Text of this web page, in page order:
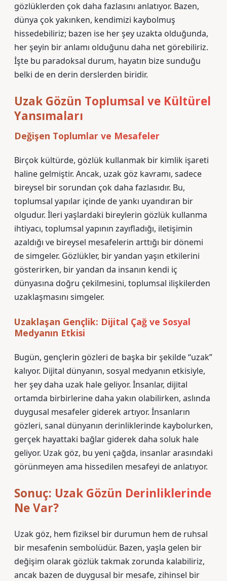
gözlüklerden çok daha fazlasını anlatıyor. Bazen,
dünya çok yakınken, kendimizi kaybolmuş
hissedebiliriz; bazen ise her şey uzakta olduğunda,
her şeyin bir anlamı olduğunu daha net görebiliriz.
İşte bu paradoksal durum, hayatın bize sunduğu
belki de en derin derslerden biridir.
Uzak Gözün Toplumsal ve Kültürel
Yansımaları
Değişen Toplumlar ve Mesafeler
Birçok kültürde, gözlük kullanmak bir kimlik işareti
haline gelmiştir. Ancak, uzak göz kavramı, sadece
bireysel bir sorundan çok daha fazlasıdır. Bu,
toplumsal yapılar içinde de yankı uyandıran bir
olgudur. İleri yaşlardaki bireylerin gözlük kullanma
ihtiyacı, toplumsal yapının zayıfladığı, iletişimin
azaldığı ve bireysel mesafelerin arttığı bir dönemi
de simgeler. Gözlükler, bir yandan yaşın etkilerini
gösterirken, bir yandan da insanın kendi iç
dünyasına doğru çekilmesini, toplumsal ilişkilerden
uzaklaşmasını simgeler.
Uzaklaşan Gençlik: Dijital Çağ ve Sosyal
Medyanın Etkisi
Bugün, gençlerin gözleri de başka bir şekilde “uzak”
kalıyor. Dijital dünyanın, sosyal medyanın etkisiyle,
her şey daha uzak hale geliyor. İnsanlar, dijital
ortamda birbirlerine daha yakın olabilirken, aslında
duygusal mesafeler giderek artıyor. İnsanların
gözleri, sanal dünyanın derinliklerinde kaybolurken,
gerçek hayattaki bağlar giderek daha soluk hale
geliyor. Uzak göz, bu yeni çağda, insanlar arasındaki
görünmeyen ama hissedilen mesafeyi de anlatıyor.
Sonuç: Uzak Gözün Derinliklerinde
Ne Var?
Uzak göz, hem fiziksel bir durumun hem de ruhsal
bir mesafenin sembolüdür. Bazen, yaşla gelen bir
değişim olarak gözlük takmak zorunda kalabiliriz,
ancak bazen de duygusal bir mesafe, zihinsel bir